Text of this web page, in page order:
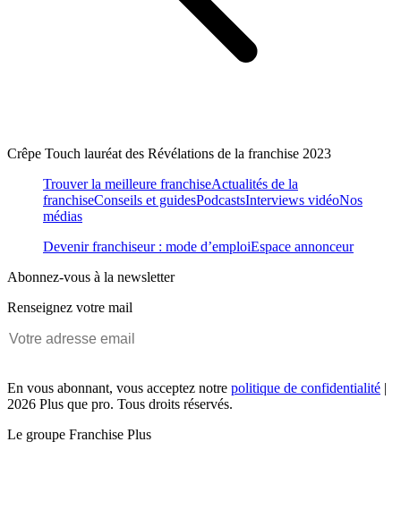
Crêpe Touch lauréat des Révélations de la franchise 2023
Trouver la meilleure franchiseActualités de la
franchiseConseils et guidesPodcastsInterviews vidéoNos
médias
Devenir franchiseur : mode d’emploiEspace annonceur
Abonnez-vous à la newsletter
Renseignez votre mail
En vous abonnant, vous acceptez notre politique de confidentialité |
2026 Plus que pro. Tous droits réservés.
Le groupe Franchise Plus